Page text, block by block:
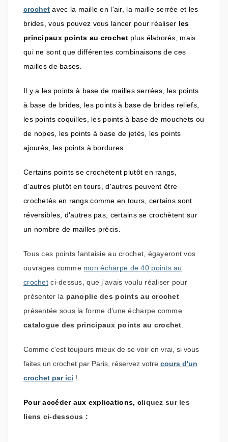
crochet avec la maille en l'air, la maille serrée et les
brides, vous pouvez vous lancer pour réaliser les
principaux points au crochet plus élaborés, mais
qui ne sont que différentes combinaisons de ces
mailles de bases.
Il y a les points à base de mailles serrées, les points
à base de brides, les points à base de brides reliefs,
les points coquilles, les points à base de mouchets ou
de nopes, les points à base de jetés, les points
ajourés, les points à bordures.
Certains points se crochètent plutôt en rangs,
d'autres plutôt en tours, d'autres peuvent être
crochetés en rangs comme en tours, certains sont
réversibles, d'autres pas, certains se crochètent sur
un nombre de mailles précis.
Tous ces points fantaisie au crochet, égayeront vos
ouvrages comme mon écharpe de 40 points au
crochetci-dessus, que j'avais voulu réaliser pour
présenter la panoplie des points au crochet
présentée sous la forme d'une écharpe comme
catalogue des principaux points au crochet
Comme c'est toujours mieux de se voir en vrai, si vous
faites un crochet par Paris, réservez votre cours d'un
crochet par ici !
Pour accéder aux explications, cliquez sur les
liens ci-dessous :